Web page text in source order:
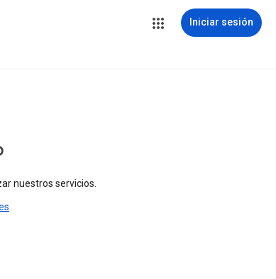
Iniciar sesión
nuestros servicios.